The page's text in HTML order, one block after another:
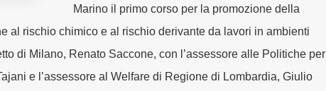
Marino il primo corso per la promozione della
al rischio chimico e al rischio derivante da lavori in ambienti
di Milano, Renato Saccone, con l’assessore alle Politiche per
e l’assessore al Welfare di Regione di Lombardia, Giulio